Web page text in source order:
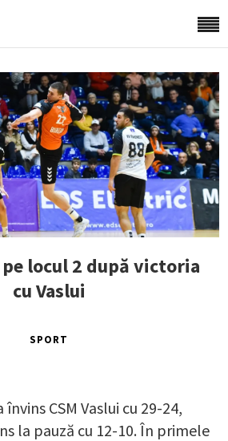
locul 2 după victoria
cu Vaslui
SPORT
CSM Vaslui cu 29-24,
la pauză cu 12-10. În primele